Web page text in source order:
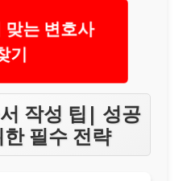
는 변호사
기
작성 팁| 성공
필수 전략